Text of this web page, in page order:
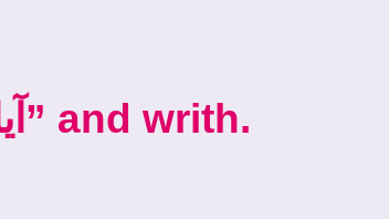
remove “آیا” and writh.